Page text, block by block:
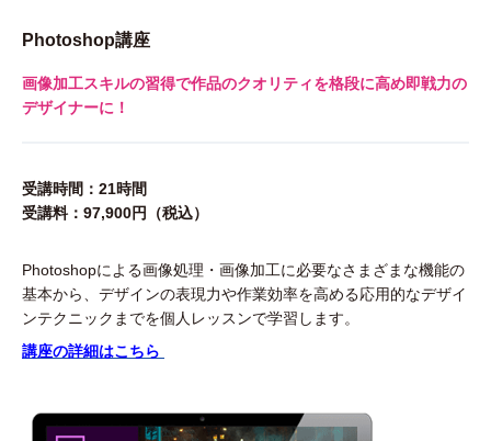
Photoshop講座
画像加工スキルの習得で作品のクオリティを格段に高め即戦力の
デザイナーに！
受講時間：21時間
受講料：97,900円（税込）
Photoshopによる画像処理・画像加工に必要なさまざまな機能の
基本から、デザインの表現力や作業効率を高める応用的なデザイ
ンテクニックまでを個人レッスンで学習します。
講座の詳細はこちら